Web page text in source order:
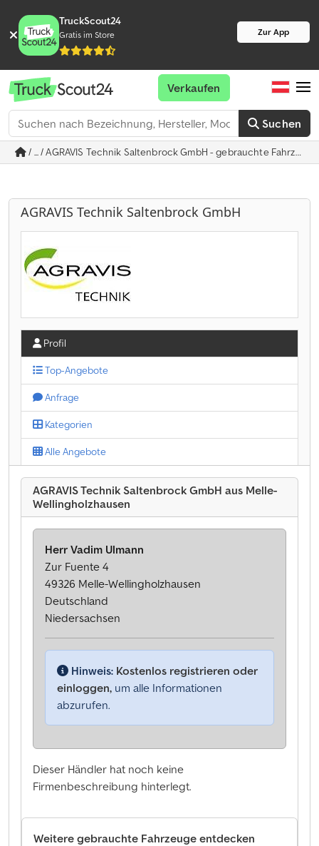
TruckScout24
Gratis im Store Zur App
Suchen
Verkaufen
/ ... / AGRAVIS Technik Saltenbrock GmbH - gebrauchte
AGRAVIS Technik Saltenbrock GmbH
Profil
Top-Angebote
Anfrage
Kategorien
Alle Angebote
AGRAVIS Technik Saltenbrock GmbH aus Melle-
Wellingholzhausen
Dieser Händler hat noch keine
Firmenbeschreibung hinterlegt.
Herr Vadim Ulmann
Zur Fuente 4
49326 Melle-Wellingholzhausen
Deutschland
Niedersachsen
Hinweis: Kostenlos registrieren oder
einloggen, um alle Informationen
abzurufen.
Weitere gebrauchte Fahrzeuge entdecken